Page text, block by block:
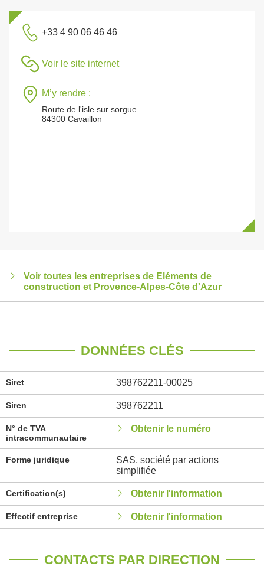
+33 4 90 06 46 46
Voir le site internet
M’y rendre :
Route de l'isle sur sorgue
84300 Cavaillon
Voir toutes les entreprises de Eléments de
construction et Provence-Alpes-Côte d'Azur
DONNÉES CLÉS
Siret 398762211-00025
Siren 398762211
N° de TVA
intracommunautaire
Obtenir le numéro
Forme juridique
SAS, société par actions
simplifiée
Certification(s) Obtenir l'information
Effectif entreprise Obtenir l'information
CONTACTS PAR DIRECTION